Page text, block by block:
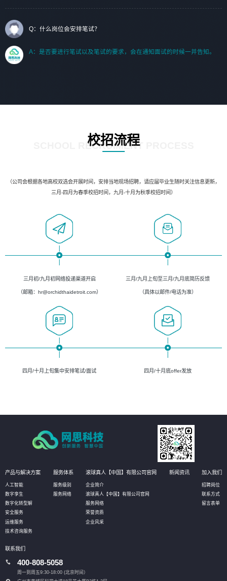
Q：什么岗位会安排笔试？
A：是否要进行笔试以及笔试的要求，会在通知面试的时候一并告知。
校招流程
SCHOOL RECRUIMENT PROCESS
（公司会根据各地高校双选会开展时间，安排当地现场招聘，请应届毕业生随时关注信息更新，
三月-四月为春季校招时间，九月-十月为秋季校招时间）
三月初/九月初网络投递渠道开启
（邮箱：hr@orchidthaidetroit.com）
三月/九月上旬至三月/九月底简历反馈
（具体以邮件/电话为准）
四月/十月上旬集中安排笔试/面试 四月/十月底offer发放
产品与解决方案
人工智能
数字孪生
数字化转型解
安全服务
运维服务
技术咨询服务
服务体系
服务级别
服务网络
滚球真人【中国】有限公司官网
企业简介
滚球真人【中国】有限公司官网
服务网络
荣誉资质
企业风采
新闻资讯 加入我们
招聘岗位
联系方式
留言表单
联系我们
400-808-5058
周一到周五9:30-18:00 (北京时间）